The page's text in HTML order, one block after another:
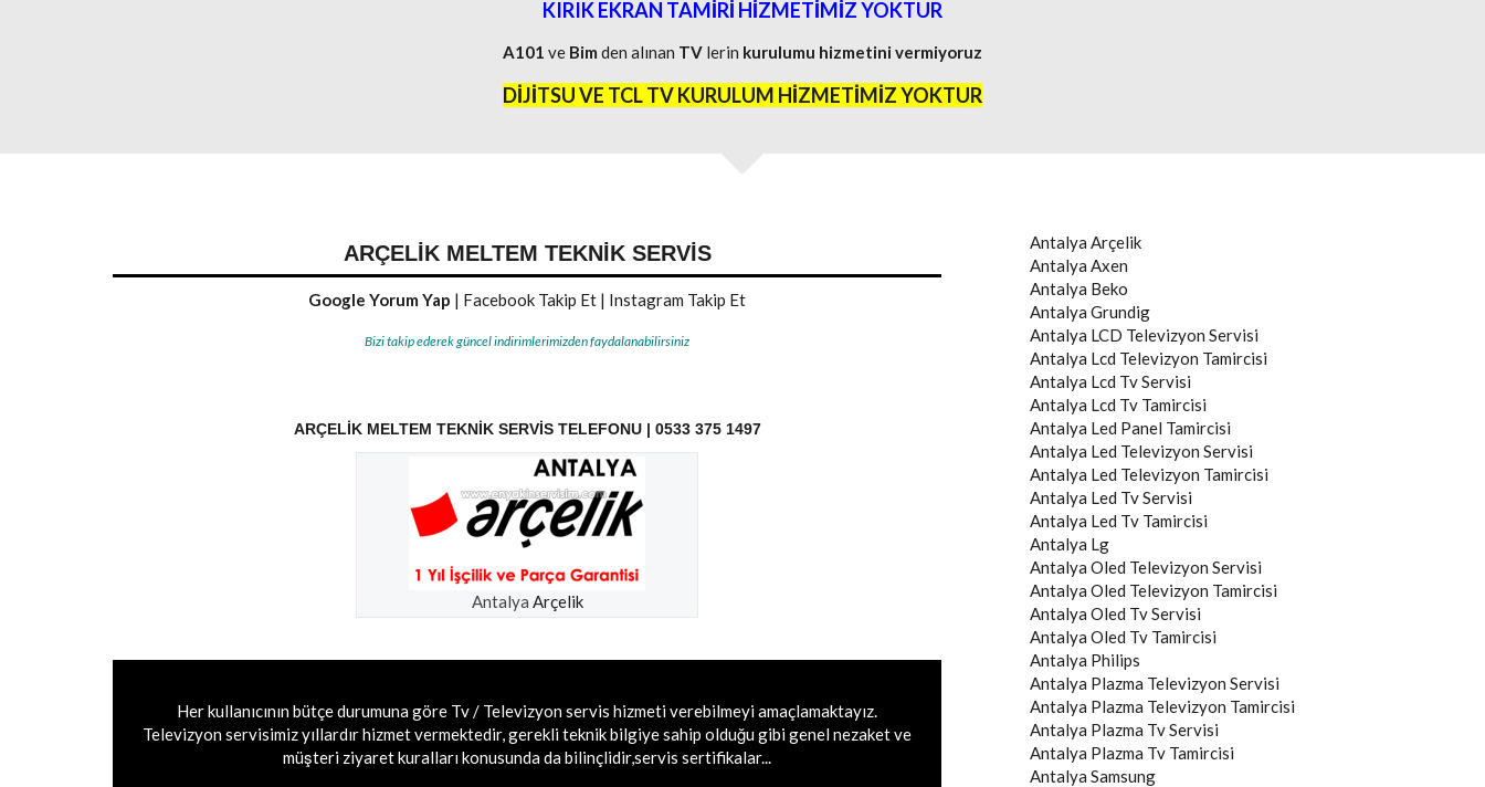
KIRIK EKRAN TAMİRİ HİZMETİMİZ YOKTUR
A101 ve Bim den alınan TV lerin kurulumu hizmetini vermiyoruz
DİJİTSU VE TCL TV KURULUM HİZMETİMİZ YOKTUR
ARÇELIK MELTEM TEKNIK SERVIS
Google Yorum Yap | Facebook Takip Et | Instagram Takip Et
Bizi takip ederek güncel indirimlerimizden faydalanabilirsiniz
ARÇELIK MELTEM TEKNIK SERVIS TELEFONU | 0533 375 1497
Antalya Arçelik
Her kullanıcının bütçe durumuna göre Tv / Televizyon servis hizmeti verebilmeyi amaçlamaktayız.
Televizyon servisimiz yıllardır hizmet vermektedir, gerekli teknik bilgiye sahip olduğu gibi genel nezaket ve
müşteri ziyaret kuralları konusunda da bilinçlidir,servis sertifikalar...
Antalya Arçelik
Antalya Axen
Antalya Beko
Antalya Grundig
Antalya LCD Televizyon Servisi
Antalya Lcd Televizyon Tamircisi
Antalya Lcd Tv Servisi
Antalya Lcd Tv Tamircisi
Antalya Led Panel Tamircisi
Antalya Led Televizyon Servisi
Antalya Led Televizyon Tamircisi
Antalya Led Tv Servisi
Antalya Led Tv Tamircisi
Antalya Lg
Antalya Oled Televizyon Servisi
Antalya Oled Televizyon Tamircisi
Antalya Oled Tv Servisi
Antalya Oled Tv Tamircisi
Antalya Philips
Antalya Plazma Televizyon Servisi
Antalya Plazma Televizyon Tamircisi
Antalya Plazma Tv Servisi
Antalya Plazma Tv Tamircisi
Antalya Samsung